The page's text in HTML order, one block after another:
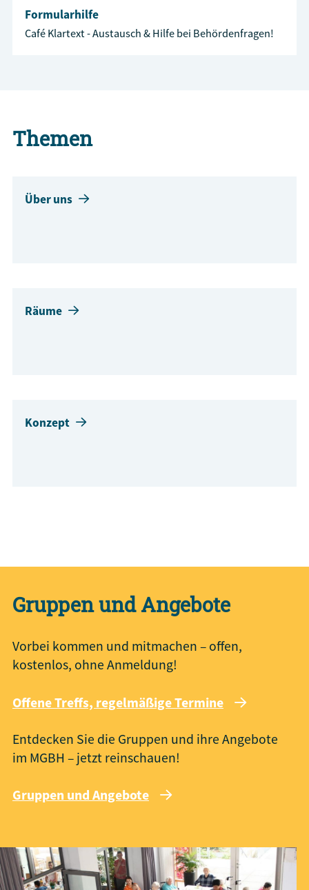
Formularhilfe
Café Klartext - Austausch & Hilfe bei Behördenfragen!
Themen
Über uns
Räume
Konzept
Gruppen und Angebote
Vorbei kommen und mitmachen – offen,
kostenlos, ohne Anmeldung!
Offene Treffs, regelmäßige Termine
Entdecken Sie die Gruppen und ihre Angebote
im MGBH – jetzt reinschauen!
Gruppen und Angebote